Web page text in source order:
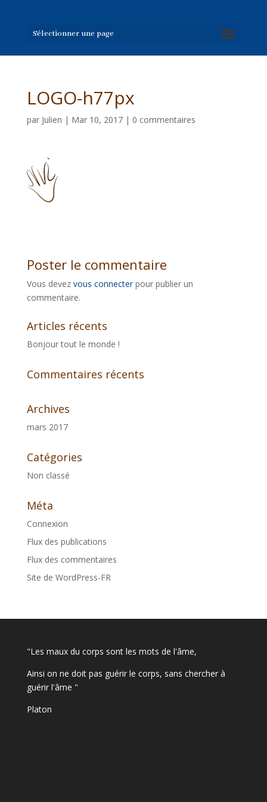
Sélectionner une page
LOGO-h77px
par Julien | Mar 10, 2017| 0 commentaires
Poster le commentaire
Vous devez vous connecterpour publier un
commentaire.
Articles récents
Bonjour tout le monde !
Commentaires récents
Archives
mars 2017
Catégories
Non classé
Méta
Connexion
Flux des publications
Flux des commentaires
Site de WordPress-FR
"Les maux du corps sont les mots de l'âme,
Ainsi on ne doit pas guérir le corps, sans chercher à
guérir l'âme "
Platon